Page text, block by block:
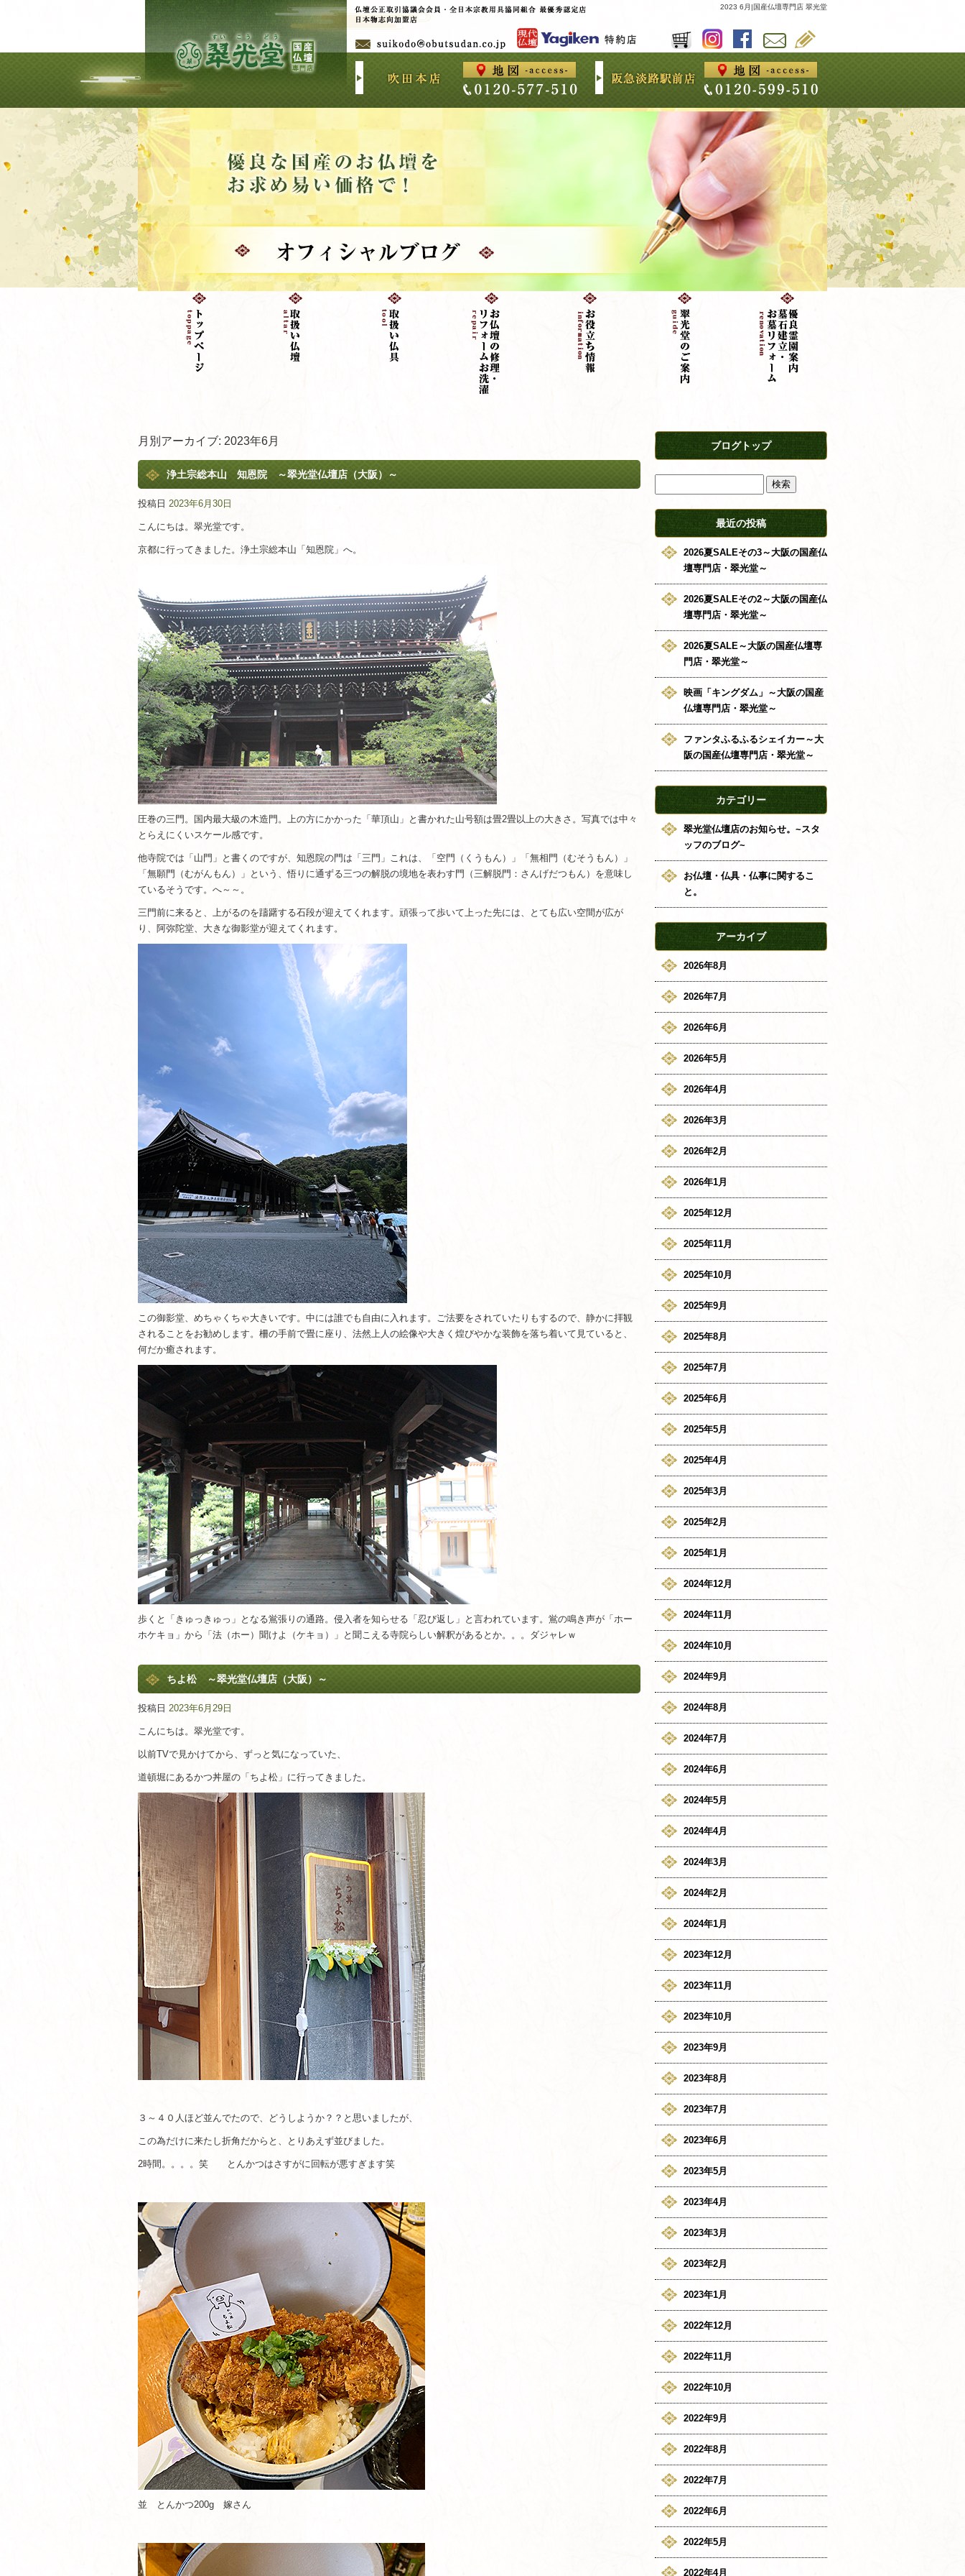
2023 6月|国産仏壇専門店 翠光堂
月別アーカイブ: 2023年6月
浄土宗総本山 知恩院 ～翠光堂仏壇店（大阪）～
投稿日 2023年6月30日
こんにちは。翠光堂です。
京都に行ってきました。浄土宗総本山「知恩院」へ。
圧巻の三門。国内最大級の木造門。上の方にかかった「華頂山」と書かれた山号額は畳2畳以上の大きさ。写真では中々
とらえにくいスケール感です。
他寺院では「山門」と書くのですが、知恩院の門は「三門」これは、「空門（くうもん）」「無相門（むそうもん）」
「無願門（むがんもん）」という、悟りに通ずる三つの解脱の境地を表わす門（三解脱門：さんげだつもん）を意味し
ているそうです。へ～～。
三門前に来ると、上がるのを躊躇する石段が迎えてくれます。頑張って歩いて上った先には、とても広い空間が広が
り、阿弥陀堂、大きな御影堂が迎えてくれます。
この御影堂、めちゃくちゃ大きいです。中には誰でも自由に入れます。ご法要をされていたりもするので、静かに拝観
されることをお勧めします。柵の手前で畳に座り、法然上人の絵像や大きく煌びやかな装飾を落ち着いて見ていると、
何だか癒されます。
歩くと「きゅっきゅっ」となる鴬張りの通路。侵入者を知らせる「忍び返し」と言われています。鴬の鳴き声が「ホー
ホケキョ」から「法（ホー）聞けよ（ケキョ）」と聞こえる寺院らしい解釈があるとか。。。ダジャレｗ
ちよ松 ～翠光堂仏壇店（大阪）～
投稿日 2023年6月29日
こんにちは。翠光堂です。
以前TVで見かけてから、ずっと気になっていた、
道頓堀にあるかつ丼屋の「ちよ松」に行ってきました。
３～４０人ほど並んでたので、どうしようか？？と思いましたが、
この為だけに来たし折角だからと、とりあえず並びました。
2時間。。。。笑 とんかつはさすがに回転が悪すぎます笑
並 とんかつ200g 嫁さん
ブログトップ
最近の投稿
2026夏SALEその3～大阪の国産仏
壇専門店・翠光堂～
2026夏SALEその2～大阪の国産仏
壇専門店・翠光堂～
2026夏SALE～大阪の国産仏壇専
門店・翠光堂～
映画「キングダム」～大阪の国産
仏壇専門店・翠光堂～
ファンタふるふるシェイカー～大
阪の国産仏壇専門店・翠光堂～
カテゴリー
翠光堂仏壇店のお知らせ。~スタ
ッフのブログ~
お仏壇・仏具・仏事に関するこ
と。
アーカイブ
2026年8月
2026年7月
2026年6月
2026年5月
2026年4月
2026年3月
2026年2月
2026年1月
2025年12月
2025年11月
2025年10月
2025年9月
2025年8月
2025年7月
2025年6月
2025年5月
2025年4月
2025年3月
2025年2月
2025年1月
2024年12月
2024年11月
2024年10月
2024年9月
2024年8月
2024年7月
2024年6月
2024年5月
2024年4月
2024年3月
2024年2月
2024年1月
2023年12月
2023年11月
2023年10月
2023年9月
2023年8月
2023年7月
2023年6月
2023年5月
2023年4月
2023年3月
2023年2月
2023年1月
2022年12月
2022年11月
2022年10月
2022年9月
2022年8月
2022年7月
2022年6月
2022年5月
2022年4月